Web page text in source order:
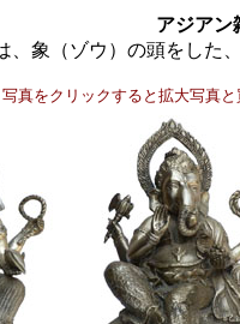
アジア
、象（ゾウ）の頭をした
写真をクリックすると拡大写真